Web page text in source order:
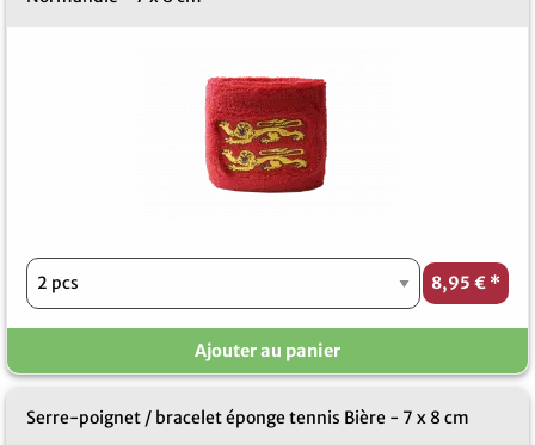
8,95 € *
Ajouter au panier
Serre-poignet / bracelet éponge tennis Bière - 7 x 8 cm